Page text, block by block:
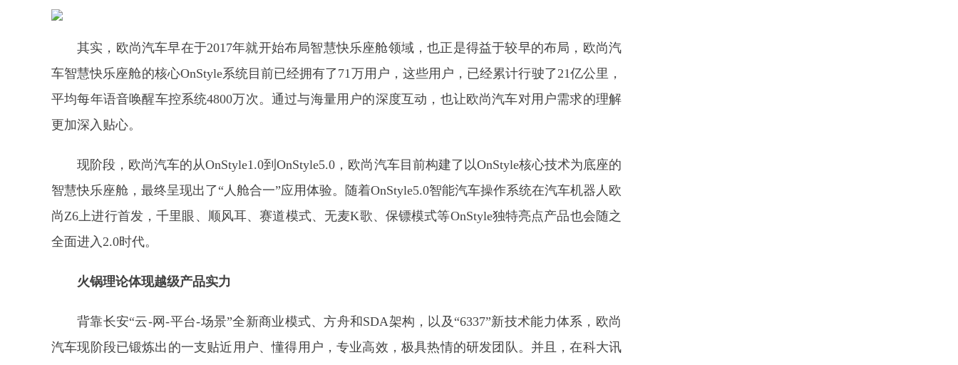
其实，欧尚汽车早在于2017年就开始布局智慧快乐座舱领域，也正是得益于较早的布局，欧尚汽
车智慧快乐座舱的核心OnStyle系统目前已经拥有了71万用户，这些用户，已经累计行驶了21亿公里，
平均每年语音唤醒车控系统4800万次。通过与海量用户的深度互动，也让欧尚汽车对用户需求的理解
更加深入贴心。
现阶段，欧尚汽车的从OnStyle1.0到OnStyle5.0，欧尚汽车目前构建了以OnStyle核心技术为底座的
智慧快乐座舱，最终呈现出了“人舱合一”应用体验。随着OnStyle5.0智能汽车操作系统在汽车机器人欧
尚Z6上进行首发，千里眼、顺风耳、赛道模式、无麦K歌、保镖模式等OnStyle独特亮点产品也会随之
全面进入2.0时代。
火锅理论体现越级产品实力
背靠长安“云-网-平台-场景”全新商业模式、方舟和SDA架构，以及“6337”新技术能力体系，欧尚
汽车现阶段已锻炼出的一支贴近用户、懂得用户，专业高效，极具热情的研发团队。并且，在科大讯